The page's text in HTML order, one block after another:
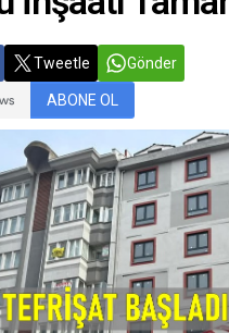
Tweetle Gönder
ABONE OL